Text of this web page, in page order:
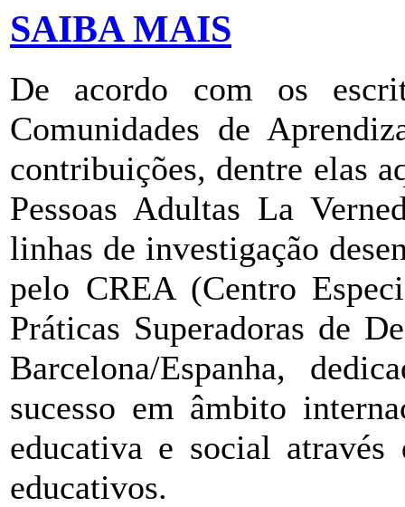
SAIBA MAIS
De acordo com os
Comunidades de
contribuições, dentre elas
Pessoas Adultas La
linhas de investigação
pelo CREA (Centro
Práticas Superadoras de
Barcelona/Espanha,
sucesso em âmbito
educativa e social através
educativos.